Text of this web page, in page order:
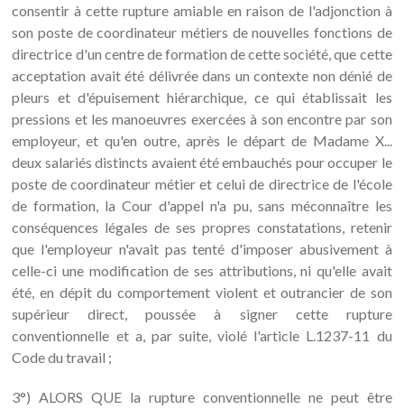
consentir à cette rupture amiable en raison de l'adjonction à
son poste de coordinateur métiers de nouvelles fonctions de
directrice d'un centre de formation de cette société, que cette
acceptation avait été délivrée dans un contexte non dénié de
pleurs et d'épuisement hiérarchique, ce qui établissait les
pressions et les manoeuvres exercées à son encontre par son
employeur, et qu'en outre, après le départ de Madame X...
deux salariés distincts avaient été embauchés pour occuper le
poste de coordinateur métier et celui de directrice de l'école
de formation, la Cour d'appel n'a pu, sans méconnaître les
conséquences légales de ses propres constatations, retenir
que l'employeur n'avait pas tenté d'imposer abusivement à
celle-ci une modification de ses attributions, ni qu'elle avait
été, en dépit du comportement violent et outrancier de son
supérieur direct, poussée à signer cette rupture
conventionnelle et a, par suite, violé l'article L.1237-11 du
Code du travail ;
3°) ALORS QUE la rupture conventionnelle ne peut être